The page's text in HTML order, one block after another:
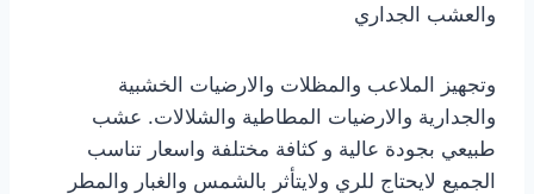
والعشب الجداري
وتجهيز الملاعب والمظلات والارضيات الخشبية
والجدارية والارضيات المطاطية والشلالات. عشب
طبيعي بجودة عالية و كثافة مختلفة واسعار تناسب
الجميع لايحتاج للري ولايتأثر بالشمس والغبار والمطر